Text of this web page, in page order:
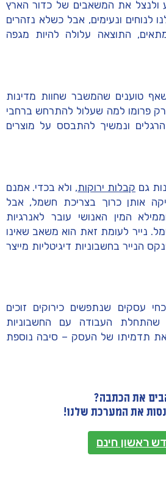
ולנצל את המשאבים של כדור הארץ
לנוחים ונעימים, אבל כשלא נזהרים
התוצאה עלולה להיות מגפה
טוענים שהמשבר שחוות מדינות
פרומו למה שעלול להתרחש ברחבי
ונמשיך להתבסס על מוצרים
גם קבלות ירוקות, ולא בכדי. אמנם
אותן כרוך בצריכת חשמל, אבל
המין האנושי עובר לאנרגיות
נייר לעומת זאת הוא משאב שאינו
הנייר בחשבוניות דיגיטליות מייצר
עסקים שנתפשים כירוקים זוכים
שהתחלת העבודה עם החשבוניות
את תדמיתו של העסק – סיבה נוספת
את הכתבה?
את המערכת שלנו!
ראשון חינם